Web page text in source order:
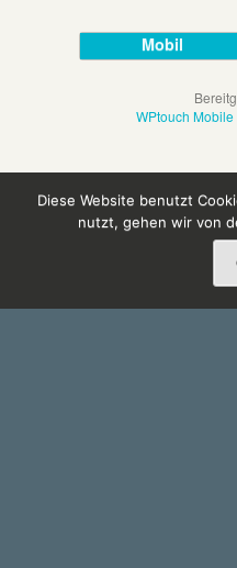
Mobil
WPtouch
Diese Website benutzt
nutzt, gehen wir von